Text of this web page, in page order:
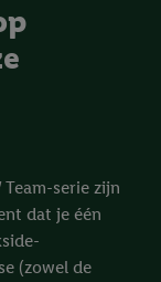
serie zijn
dat je één
(zowel de